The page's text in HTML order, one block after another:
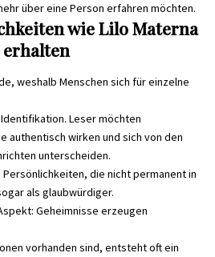
über eine Person erfahren möchten.
wie Lilo Materna
weshalb Menschen sich für einzelne
Leser möchten
authentisch wirken und sich von den
unterscheiden.
die nicht permanent in
als glaubwürdiger.
Geheimnisse erzeugen
vorhanden sind, entsteht oft ein